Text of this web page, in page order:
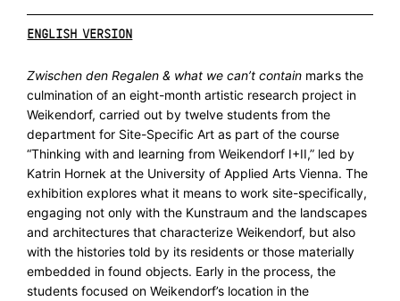
ENGLISH VERSION
Zwischen den Regalen & what we can’t contain marks the
culmination of an eight-month artistic research project in
Weikendorf, carried out by twelve students from the
department for Site-Specific Art as part of the course
“Thinking with and learning from Weikendorf I+II,” led by
Katrin Hornek at the University of Applied Arts Vienna. The
exhibition explores what it means to work site-specifically,
engaging not only with the Kunstraum and the landscapes
and architectures that characterize Weikendorf, but also
with the histories told by its residents or those materially
embedded in found objects. Early in the process, the
students focused on Weikendorf’s location in the